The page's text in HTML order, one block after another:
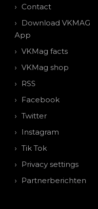
Contact
Download VKMAG
App
VKMag facts
VKMag shop
RSS
Facebook
Twitter
Instagram
Tik Tok
Privacy settings
Partnerberichten